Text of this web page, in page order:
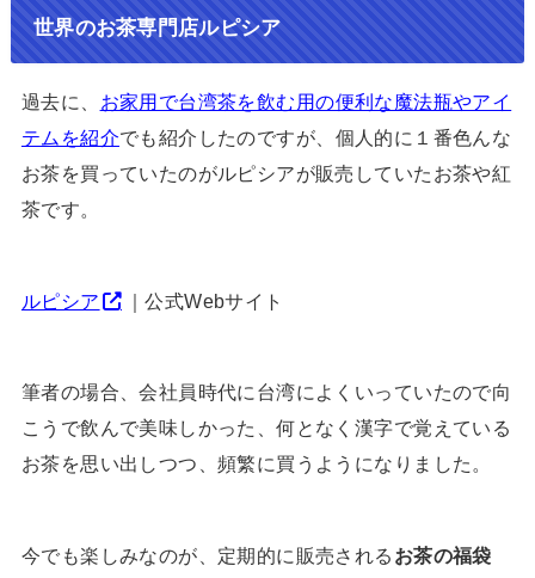
世界のお茶専門店ルピシア
過去に、 お家用で台湾茶を飲む用の便利な魔法瓶やアイ
テムを紹介でも紹介したのですが、個人的に１番色んな
お茶を買っていたのがルピシアが販売していたお茶や紅
茶です。
ルピシア ｜公式Webサイト
筆者の場合、会社員時代に台湾によくいっていたので向
こうで飲んで美味しかった、何となく漢字で覚えている
お茶を思い出しつつ、頻繁に買うようになりました。
今でも楽しみなのが、定期的に販売される お茶の福袋